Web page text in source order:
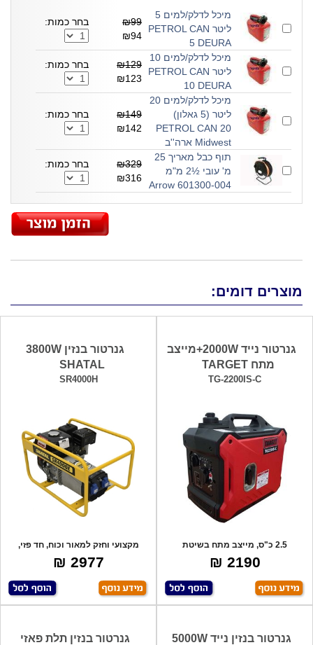
מיכל לדלק/למים 5
ליטר PETROL CAN
5 DEURA
₪99
בחר כמות:
מיכל לדלק/למים 10
ליטר PETROL CAN
10 DEURA
₪129
בחר כמות:
מיכל לדלק/למים 20
ליטר (5 גאלון)
PETROL CAN 20
Midwest ארה''ב
₪149
בחר כמות:
תוף כבל מאריך 25
מ' עובי ½2 מ"מ
601300-004 Arrow
₪329
בחר כמות:
מוצרים דומים:
גנרטור נייד 2000W+מייצב
מתח TARGET
TG-2200IS-C
2.5 כ"ס, מייצב מתח בשיטת
האינוורטר, מיוח
2190 ₪
גנרטור בנזין 3800W
SHATAL
SR4000H
מקצועי וחזק למאור וכוח, חד פזי,
230V, מנ
2977 ₪
גנרטור בנזין נייד 5000W
גנרטור בנזין תלת פאזי